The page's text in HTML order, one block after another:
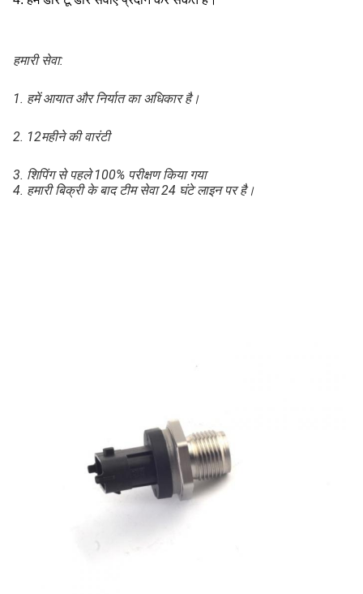
हमारी सेवा:
1. हमें आयात और निर्यात का अधिकार है।
2. 12महीने की वारंटी
3. शिपिंग से पहले 100% परीक्षण किया गया
4. हमारी बिक्री के बाद टीम सेवा 24 घंटे लाइन पर है।